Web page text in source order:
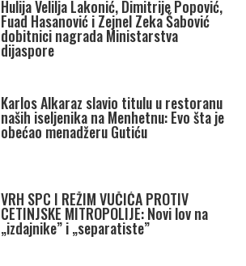
Hulija Velilja Lakonić, Dimitrije Popović,
Fuad Hasanović i Zejnel Zeka Šabović
dobitnici nagrada Ministarstva
dijaspore
Karlos Alkaraz slavio titulu u restoranu
naših iseljenika na Menhetnu: Evo šta je
obećao menadžeru Gutiću
VRH SPC I REŽIM VUČIĆA PROTIV
CETINJSKE MITROPOLIJE: Novi lov na
„izdajnike” i „separatiste”